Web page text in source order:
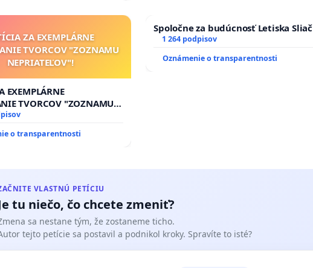
ZA EXEMPLÁRNE
TVORCOV "ZOZNAMU
NEPRIATEĽOV"!
EXEMPLÁRNE
TVORCOV "ZOZNAMU
o transparentnosti
Spoločne za budúcnosť Letiska Sliač
1 264 podpisov
Oznámenie o transparentnosti
VLASTNÚ PETÍCIU
tu niečo, čo chcete zmeniť?
sa nestane tým, že zostaneme ticho.
tejto petície sa postavil a podnikol kroky. Spravíte to isté?